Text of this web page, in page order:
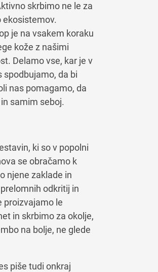
skrbimo ne le za
ekosistemov.
je na vsakem koraku
kože z našimi
Delamo vse, kar je v
spodbujamo, da bi
nas pomagamo, da
samim seboj.
ki so v popolni
se obračamo k
njene zaklade in
odkritij in
proizvajamo le
in skrbimo za okolje,
na bolje, ne glede
piše tudi onkraj